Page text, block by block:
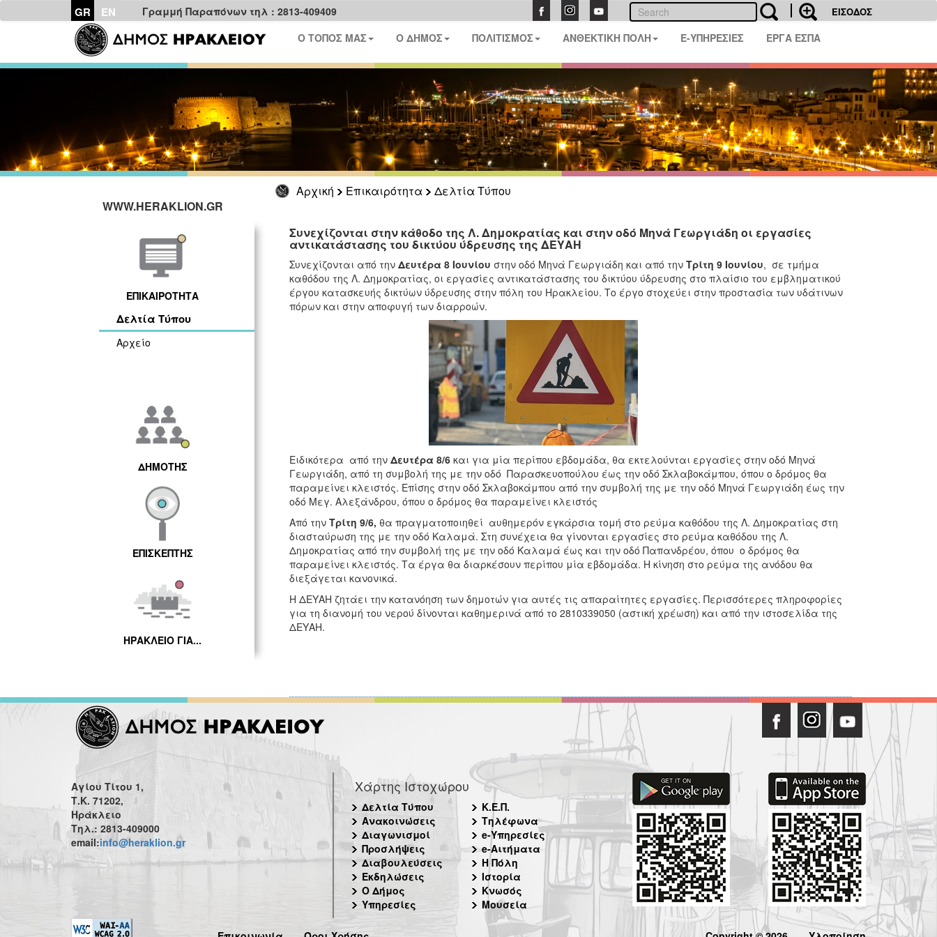
GR EN Γραμμή Παραπόνων τηλ : 2813-409409 ΕΙΣΟΔΟΣ
Ο ΤΟΠΟΣ ΜΑΣ Ο ΔΗΜΟΣ ΠΟΛΙΤΙΣΜΟΣ ΑΝΘΕΚΤΙΚΗ ΠΟΛΗ E-ΥΠΗΡΕΣΙΕΣ ΕΡΓΑ ΕΣΠΑ
Αρχική Επικαιρότητα
Δελτία Τύπου
WWW.HERAKLION.GR
ΕΠΙΚΑΙΡΟΤΗΤΑ
Δελτία Τύπου
Αρχείο
ΔΗΜΟΤΗΣ
ΕΠΙΣΚΕΠΤΗΣ
ΗΡΑΚΛΕΙΟ ΓΙΑ...
Συνεχίζονται στην κάθοδο της Λ. Δημοκρατίας και στην οδό Μηνά Γεωργιάδη οι εργασίες
αντικατάστασης του δικτύου ύδρευσης της ΔΕΥΑΗ
Συνεχίζονται από την Δευτέρα 8 Ιουνίου στην οδό Μηνά Γεωργιάδη και από την Τρίτη 9 Ιουνίου, σε τμήμα
καθόδου της Λ. Δημοκρατίας, οι εργασίες αντικατάστασης του δικτύου ύδρευσης στο πλαίσιο του εμβληματικού
έργου κατασκευής δικτύων ύδρευσης στην πόλη του Ηρακλείου. Το έργο στοχεύει στην προστασία των υδάτινων
πόρων και στην αποφυγή των διαρροών.
Ειδικότερα από την Δευτέρα 8/6 και για μία περίπου εβδομάδα, θα εκτελούνται εργασίες στην οδό Μηνά
Γεωργιάδη, από τη συμβολή της με την οδό Παρασκευοπούλου έως την οδό Σκλαβοκάμπου, όπου ο δρόμος θα
παραμείνει κλειστός. Επίσης στην οδό Σκλαβοκάμπου από την συμβολή της με την οδό Μηνά Γεωργιάδη έως την
οδό Μεγ. Αλεξάνδρου, όπου ο δρόμος θα παραμείνει κλειστός
Από την Τρίτη 9/6, θα πραγματοποιηθεί αυθημερόν εγκάρσια τομή στο ρεύμα καθόδου της Λ. Δημοκρατίας στη
διασταύρωση της με την οδό Καλαμά. Στη συνέχεια θα γίνονται εργασίες στο ρεύμα καθόδου της Λ.
Δημοκρατίας από την συμβολή της με την οδό Καλαμά έως και την οδό Παπανδρέου, όπου ο δρόμος θα
παραμείνει κλειστός. Τα έργα θα διαρκέσουν περίπου μία εβδομάδα. Η κίνηση στο ρεύμα της ανόδου θα
διεξάγεται κανονικά.
Η ΔΕΥΑΗ ζητάει την κατανόηση των δημοτών για αυτές τις απαραίτητες εργασίες. Περισσότερες πληροφορίες
για τη διανομή του νερού δίνονται καθημερινά από το 2810339050 (αστική χρέωση) και από την ιστοσελίδα της
ΔΕΥΑΗ.
Αγίου Τίτου 1,
Τ.Κ. 71202,
Ηράκλειο
Τηλ.: 2813-409000
email:info@heraklion.gr
Χάρτης Ιστοχώρου
Δελτία Τύπου
Ανακοινώσεις
Διαγωνισμοί
Προσλήψεις
Διαβουλεύσεις
Εκδηλώσεις
Ο Δήμος
Υπηρεσίες
Κ.Ε.Π.
Τηλέφωνα
e-Υπηρεσίες
e-Αιτήματα
Η Πόλη
Ιστορία
Κνωσός
Μουσεία